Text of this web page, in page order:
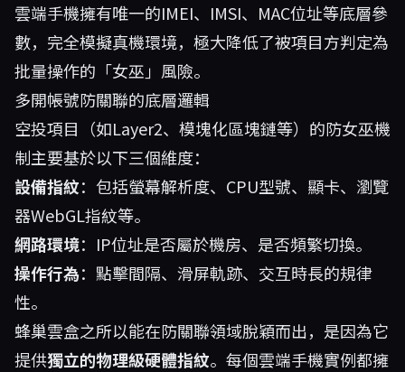
雲端手機擁有唯一的IMEI、IMSI、MAC位址等底層參
數，完全模擬真機環境，極大降低了被項目方判定為
批量操作的「女巫」風險。
多開帳號防關聯的底層邏輯
空投項目（如Layer2、模塊化區塊鏈等）的防女巫機
制主要基於以下三個維度：
設備指紋：包括螢幕解析度、CPU型號、顯卡、瀏覽
器WebGL指紋等。
網路環境：IP位址是否屬於機房、是否頻繁切換。
操作行為：點擊間隔、滑屏軌跡、交互時長的規律
性。
蜂巢雲盒之所以能在防關聯領域脫穎而出，是因為它
提供獨立的物理級硬體指紋。每個雲端手機實例都擁